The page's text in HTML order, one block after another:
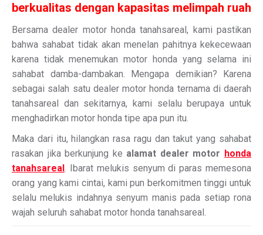
berkualitas dengan kapasitas melimpah ruah
Bersama dealer motor honda tanahsareal, kami pastikan
bahwa sahabat tidak akan menelan pahitnya kekecewaan
karena tidak menemukan motor honda yang selama ini
sahabat damba-dambakan. Mengapa demikian? Karena
sebagai salah satu dealer motor honda ternama di daerah
tanahsareal dan sekitarnya, kami selalu berupaya untuk
menghadirkan motor honda tipe apa pun itu.
Maka dari itu, hilangkan rasa ragu dan takut yang sahabat
rasakan jika berkunjung ke alamat dealer motor honda
tanahsareal . Ibarat melukis senyum di paras memesona
orang yang kami cintai, kami pun berkomitmen tinggi untuk
selalu melukis indahnya senyum manis pada setiap rona
wajah seluruh sahabat motor honda tanahsareal.